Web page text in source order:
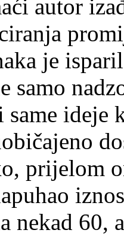
autor
je
samo
same ideje
prijelom
nekad 60,